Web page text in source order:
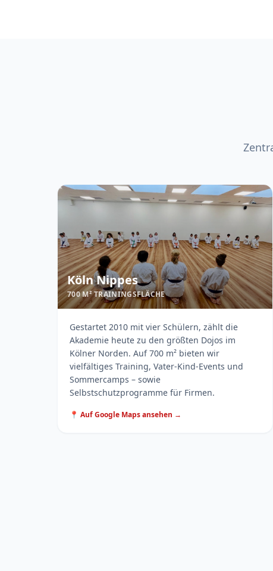
Köln Nippes
700 M² TRAININGSFLÄCHE
Gestartet 2010 mit vier Schülern, zählt die
Akademie heute zu den größten Dojos im
Kölner Norden. Auf 700 m² bieten wir
vielfältiges Training, Vater-Kind-Events und
Sommercamps – sowie
Selbstschutzprogramme für Firmen.
📍 Auf Google Maps ansehen →